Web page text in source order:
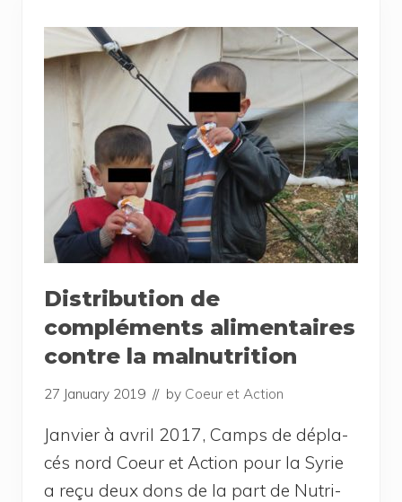
Distribution de
compléments alimentaires
contre la malnutrition
27 January 2019 // by Coeur et Action
Jan­vier à avril 2017, Camps de dépla­
cés nord Coeur et Action pour la Syrie
a reçu deux dons de la part de Nutri­